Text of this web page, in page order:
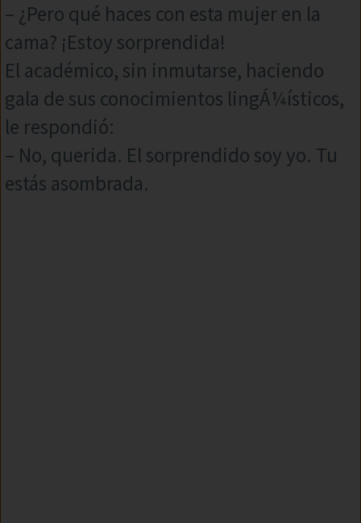
– ¿Pero qué haces con esta mujer en la
cama? ¡Estoy sorprendida!
El académico, sin inmutarse, haciendo
gala de sus conocimientos lingÁ¼ísticos,
le respondió:
– No, querida. El sorprendido soy yo. Tu
estás asombrada.